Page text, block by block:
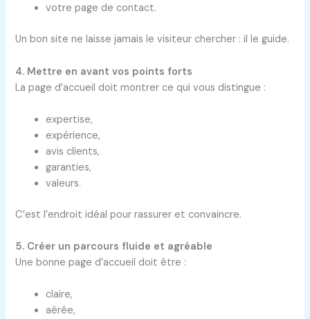
votre page de contact.
Un bon site ne laisse jamais le visiteur chercher : il le guide.
4. Mettre en avant vos points forts
La page d’accueil doit montrer ce qui vous distingue :
expertise,
expérience,
avis clients,
garanties,
valeurs.
C’est l’endroit idéal pour rassurer et convaincre.
5. Créer un parcours fluide et agréable
Une bonne page d’accueil doit être :
claire,
aérée,